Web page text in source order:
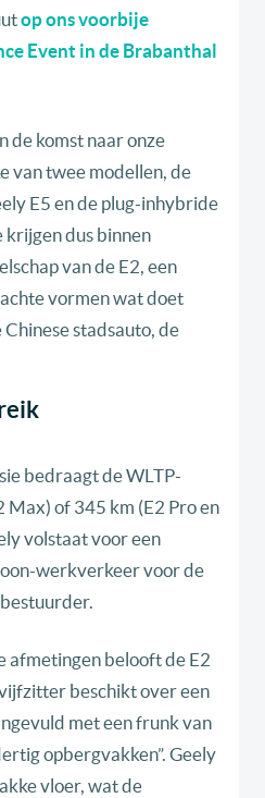
op ons voorbije
Event in de Brabanthal
de komst naar onze
van twee modellen, de
E5 en de plug-inhybride
dus binnen
van de E2, een
vormen wat doet
stadsauto, de
bedraagt de WLTP-
Max) of 345 km (E2 Pro en
volstaat voor een
werkverkeer voor de
afmetingen belooft de E2
beschikt over een
met een frunk van
opbergvakken”. Geely
vloer, wat de